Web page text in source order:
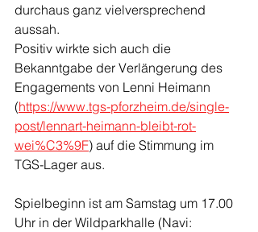
durchaus ganz vielversprechend
aussah.
Positiv wirkte sich auch die
Bekanntgabe der Verlängerung des
Engagements von Lenni Heimann
(https://www.tgs-pforzheim.de/single-
post/lennart-heimann-bleibt-rot-
wei%C3%9F) auf die Stimmung im
TGS-Lager aus.
Spielbeginn ist am Samstag um 17.00
Uhr in der Wildparkhalle (Navi: